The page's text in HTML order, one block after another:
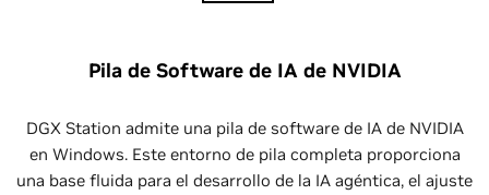
Pila de Software de IA de NVIDIA
DGX Station admite una pila de software de IA de NVIDIA
en Windows. Este entorno de pila completa proporciona
una base fluida para el desarrollo de la IA agéntica, el ajuste